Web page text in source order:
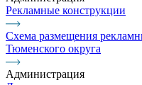
Рекламные конструкции
Схема размещения
Тюменского округа
Администрация